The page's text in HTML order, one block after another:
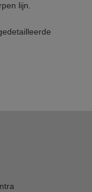
lijn.